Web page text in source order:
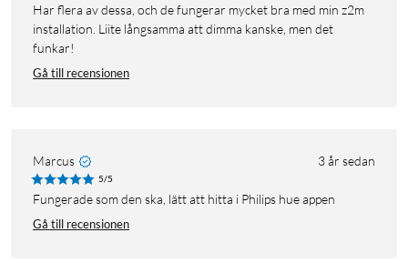
Har flera av dessa, och de fungerar mycket bra med min z2m
installation. Liite långsamma att dimma kanske, men det
funkar!
Gå till recensionen
Marcus 3 år sedan
5/5
Fungerade som den ska, lätt att hitta i Philips hue appen
Gå till recensionen